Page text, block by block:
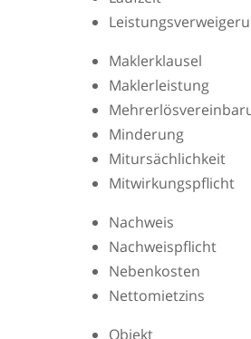
Maklerklausel
Maklerleistung
Minderung
Mitursächlichkeit
Mitwirkungspflicht
Nachweis
Nachweispflicht
Nebenkosten
Nettomietzins
Objekt